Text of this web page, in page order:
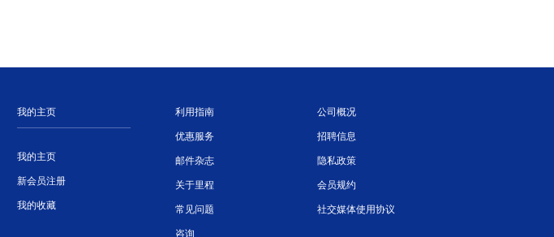
我的主页
我的主页
新会员注册
我的收藏
利用指南
优惠服务
邮件杂志
关于里程
常见问题
咨询
公司概况
招聘信息
隐私政策
会员规约
社交媒体使用协议